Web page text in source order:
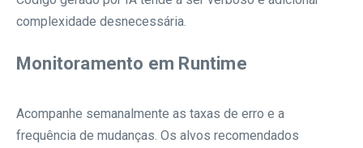
complexidade desnecessária.
Monitoramento em Runtime
Acompanhe semanalmente as taxas de erro e a
frequência de mudanças. Os alvos recomendados